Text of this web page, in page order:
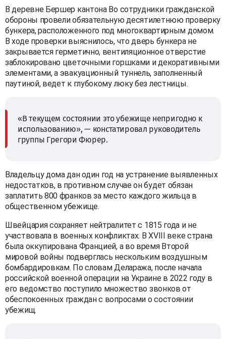
В деревне Бершер кантона Во сотрудники гражданской
обороны провели обязательную десятилетнюю проверку
бункера, расположенного под многоквартирным домом.
В ходе проверки выяснилось, что дверь бункера не
закрывается герметично, вентиляционное отверстие
заблокировано цветочными горшками и декоративными
элементами, а эвакуационный туннель, заполненный
паутиной, ведет к глубокому люку без лестницы.
«В текущем состоянии это убежище непригодно к
использованию», — констатировал руководитель
группы Грегори Фюрер.
Владельцу дома дан один год на устранение выявленных
недостатков, в противном случае он будет обязан
заплатить 800 франков за место каждого жильца в
общественном убежище.
Швейцария сохраняет нейтралитет с 1815 года и не
участвовала в военных конфликтах. В XVIII веке страна
была оккупирована Францией, а во время Второй
мировой войны подверглась нескольким воздушным
бомбардировкам. По словам Делаража, после начала
российской военной операции на Украине в 2022 году в
его ведомство поступило множество звонков от
обеспокоенных граждан с вопросами о состоянии
убежищ.